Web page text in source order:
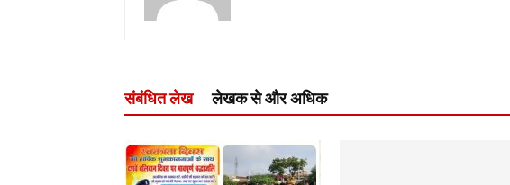
संबंधित लेख लेखक से और अधिक